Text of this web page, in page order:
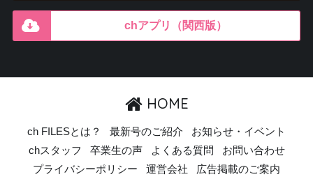
chアプリ（関西版）
HOME
ch FILESとは？ 最新号のご紹介
お知らせ・イベント
chスタッフ
卒業生の声 よくある質問
お問い合わせ
プライバシーポリシー
運営会社 広告掲載のご案内